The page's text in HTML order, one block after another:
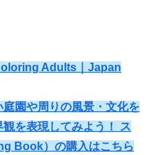
Adults｜Japan
園や周りの風景・文化を
を表現してみよう！ ス
Book）の購入はこちら